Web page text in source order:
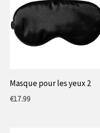
Masque pour les yeux 2
€17.99